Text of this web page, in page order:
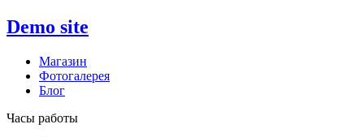
Demo site
Магазин
Фотогалерея
Блог
Часы работы